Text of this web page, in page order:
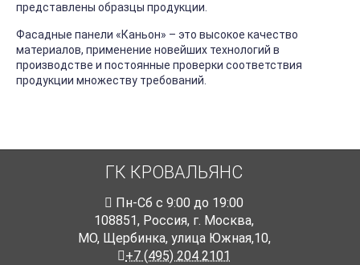
представлены образцы продукции.
Фасадные панели «Каньон» – это высокое качество
материалов, применение новейших технологий в
производстве и постоянные проверки соответствия
продукции множеству требований.
ГК КРОВАЛЬЯНС
Пн-Cб с 9:00 до 19:00
108851, Россия, г. Москва,
МО, Щербинка, улица Южная,10,
+7 (495) 204 2101